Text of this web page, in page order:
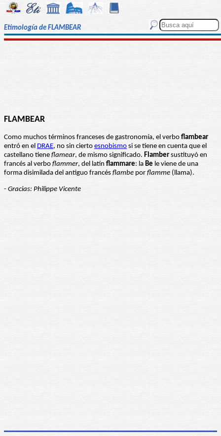
Etimología de FLAMBEAR
FLAMBEAR
Como muchos términos franceses de gastronomía, el verbo flambear
entró en el DRAE, no sin cierto esnobismo si se tiene en cuenta que el
castellano tiene flamear, de mismo significado. Flamber sustituyó en
francés al verbo flammer, del latín flammare: la Be le viene de una
forma disimilada del antiguo francés flambe por flamme (llama).
- Gracias: Philippe Vicente